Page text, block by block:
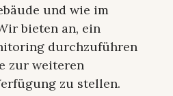
und wie im
bieten an, ein
durchzuführen
zur weiteren
zu stellen.